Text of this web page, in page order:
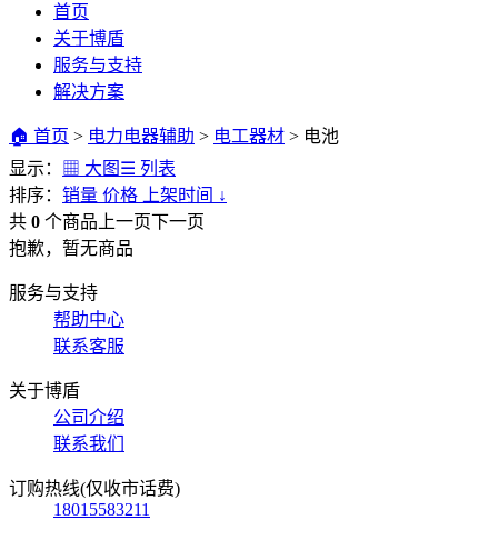
首页
关于博盾
服务与支持
解决方案
🏠 首页 > 电力电器辅助 > 电工器材 > 电池
显示：
▦ 大图 ☰ 列表
排序： 销量 价格 上架时间 ↓
共 0 个商品 上一页下一页
抱歉，暂无商品
服务与支持
帮助中心
联系客服
关于博盾
公司介绍
联系我们
订购热线(仅收市话费)
18015583211